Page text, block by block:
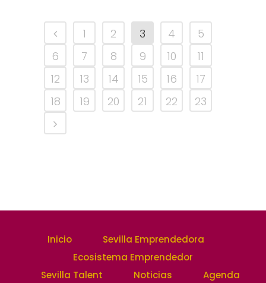
1 2 3 4
5
6
7 8 9 10
11
12
13 14 15 16
17
18
19 20 21 22 23
Inicio
Sevilla Emprendedora
Ecosistema Emprendedor
Sevilla Talent
Noticias Agenda